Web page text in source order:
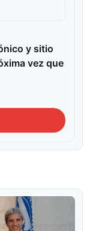
y sitio
vez que